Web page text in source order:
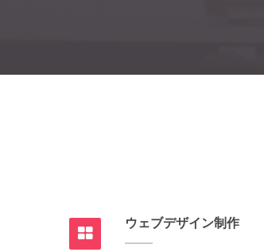
ウェブデザイン制作